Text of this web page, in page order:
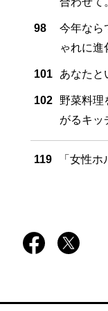
98
今年なら
ゃれに進
101 あなた
102
野菜料理
がるキッ
119 「女性